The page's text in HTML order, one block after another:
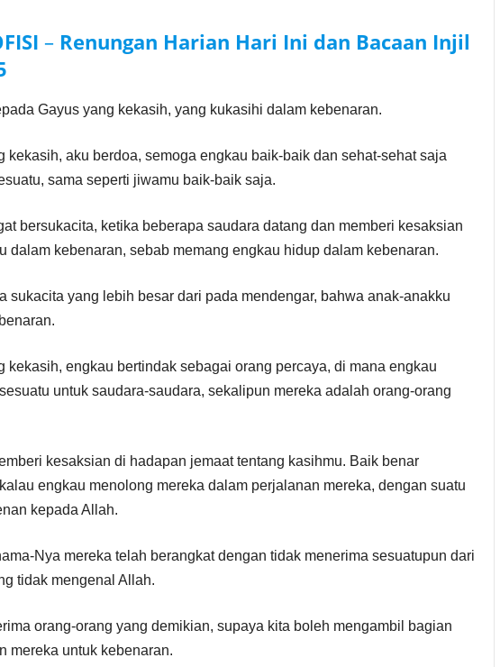
– Renungan Harian Hari Ini dan Bacaan Injil
Gayus yang kekasih, yang kukasihi dalam kebenaran.
kekasih, aku berdoa, semoga engkau baik-baik dan sehat-sehat saja
sama seperti jiwamu baik-baik saja.
bersukacita, ketika beberapa saudara datang dan memberi kesaksian
dalam kebenaran, sebab memang engkau hidup dalam kebenaran.
sukacita yang lebih besar dari pada mendengar, bahwa anak-anakku
kekasih, engkau bertindak sebagai orang percaya, di mana engkau
untuk saudara-saudara, sekalipun mereka adalah orang-orang
kesaksian di hadapan jemaat tentang kasihmu. Baik benar
engkau menolong mereka dalam perjalanan mereka, dengan suatu
kepada Allah.
Nya mereka telah berangkat dengan tidak menerima sesuatupun dari
tidak mengenal Allah.
orang-orang yang demikian, supaya kita boleh mengambil bagian
mereka untuk kebenaran.